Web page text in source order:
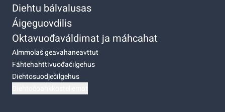
Diehtu bálvalusas
Áigeguovdilis
Oktavuođaváldimat ja máhcahat
Almmolaš geavahaneavttut
Fáhtehahttivuođačilgehus
Diehtosuodječilgehus